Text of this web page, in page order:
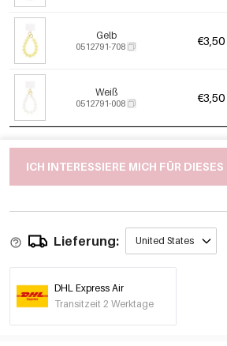
Gelb
0512791-708 €3,50
Weiß
0512791-008 €3,50
ICH INTERESSIERE MICH FÜR
Lieferung: United States
DHL Express Air
Transitzeit 2 Werktage